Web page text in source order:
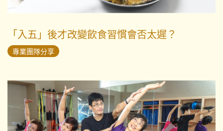
「入五」後才改變飲食習慣會否太遲？
專業團隊分享